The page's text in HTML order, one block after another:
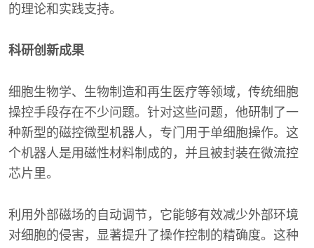
的理论和实践支持。
科研创新成果
细胞生物学、生物制造和再生医疗等领域，传统细胞
操控手段存在不少问题。针对这些问题，他研制了一
种新型的磁控微型机器人，专门用于单细胞操作。这
个机器人是用磁性材料制成的，并且被封装在微流控
芯片里。
利用外部磁场的自动调节，它能够有效减少外部环境
对细胞的侵害，显著提升了操作控制的精确度。这种